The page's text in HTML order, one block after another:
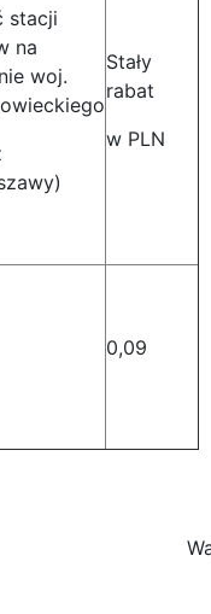
stacji
na
woj.
Stały
rabat
w PLN
0,09